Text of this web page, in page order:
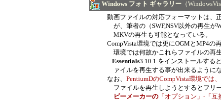
Windows フォト ギャラリー（
動画ファイルの対応フォーマットは、正規
が、筆者の（SWF,NSV以外の再生が
MKVの再生も可能となっている。
CompVista環境では更にOGMとMP4の
環境では何故かこれらファイルの再
Essentials3.10.1.をイ ンストールする
ァイルを再生する事が出来るように
なお、 PentiumDのCompVista環境では、
フ ァイ ルを再生しようとするとフリ
ビーメーカーの「オプショ ン」-「互